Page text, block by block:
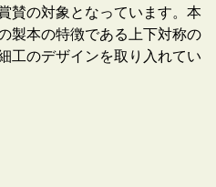
賛の対象となっています。本
製本の特徴である上下対称の
工のデザインを取り入れてい